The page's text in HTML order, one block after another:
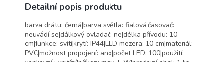
Detailní popis produktu
barva drátu: černá|barva světla: fialová|časovač:
neuvádí se|dálkový ovladač: ne|délka přívodu: 10
cm|funkce: svítí|krytí: IP44|LED mezera: 10 cm|materiál:
PVC|možnost propojení: ano|počet LED: 100|použití: